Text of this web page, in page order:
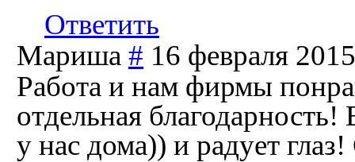
Ответить
Мариша # 16 февраля
Работа и нам фирмы
отдельная
у нас дома)) и радует